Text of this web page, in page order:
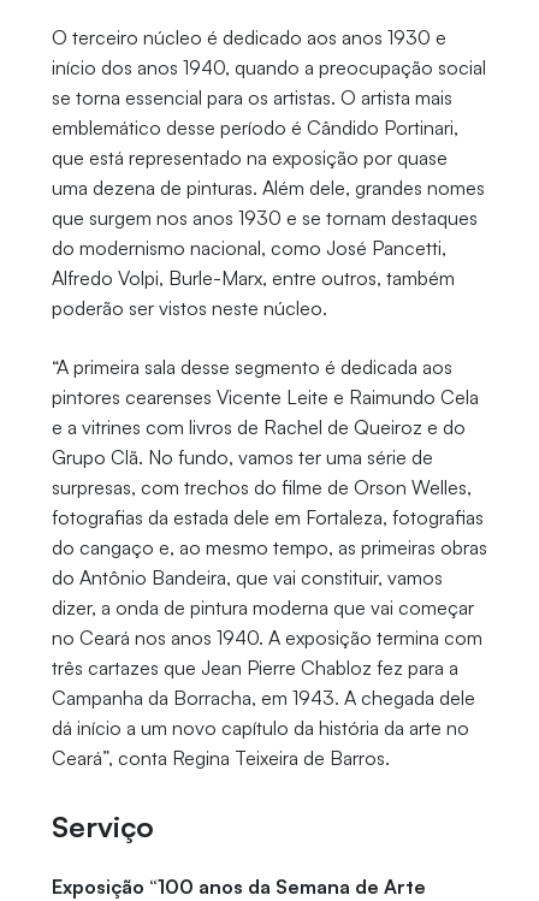
O terceiro núcleo é dedicado aos anos 1930 e
início dos anos 1940, quando a preocupação social
se torna essencial para os artistas. O artista mais
emblemático desse período é Cândido Portinari,
que está representado na exposição por quase
uma dezena de pinturas. Além dele, grandes nomes
que surgem nos anos 1930 e se tornam destaques
do modernismo nacional, como José Pancetti,
Alfredo Volpi, Burle-Marx, entre outros, também
poderão ser vistos neste núcleo.
“A primeira sala desse segmento é dedicada aos
pintores cearenses Vicente Leite e Raimundo Cela
e a vitrines com livros de Rachel de Queiroz e do
Grupo Clã. No fundo, vamos ter uma série de
surpresas, com trechos do filme de Orson Welles,
fotografias da estada dele em Fortaleza, fotografias
do cangaço e, ao mesmo tempo, as primeiras obras
do Antônio Bandeira, que vai constituir, vamos
dizer, a onda de pintura moderna que vai começar
no Ceará nos anos 1940. A exposição termina com
três cartazes que Jean Pierre Chabloz fez para a
Campanha da Borracha, em 1943. A chegada dele
dá início a um novo capítulo da história da arte no
Ceará”, conta Regina Teixeira de Barros.
Serviço
Exposição “100 anos da Semana de Arte